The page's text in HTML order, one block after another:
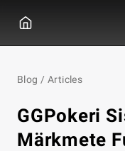
Blog / Articles
GGPokeri
Märkmete